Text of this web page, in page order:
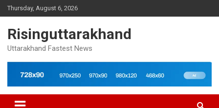
Skip
to
Thursday, August 6, 2026
Risinguttarakhand
Uttarakhand Fastest News